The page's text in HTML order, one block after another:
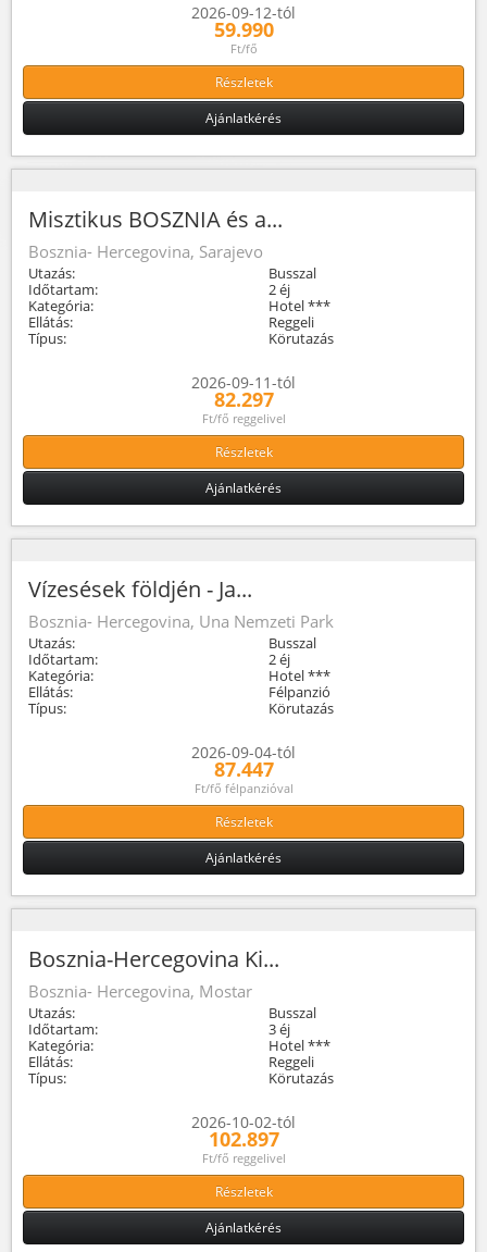
2026-09-12-tól
59.990
Ft/fő
Részletek
Ajánlatkérés
Misztikus BOSZNIA és a...
Bosznia- Hercegovina, Sarajevo
Utazás:
Busszal
Időtartam:
2 éj
Kategória:
Hotel ***
Ellátás:
Reggeli
Típus:
Körutazás
2026-09-11-tól
82.297
Ft/fő reggelivel
Részletek
Ajánlatkérés
Vízesések földjén - Ja...
Bosznia- Hercegovina, Una Nemzeti Park
Utazás:
Busszal
Időtartam:
2 éj
Kategória:
Hotel ***
Ellátás:
Félpanzió
Típus:
Körutazás
2026-09-04-tól
87.447
Ft/fő félpanzióval
Részletek
Ajánlatkérés
Bosznia-Hercegovina Ki...
Bosznia- Hercegovina, Mostar
Utazás:
Busszal
Időtartam:
3 éj
Kategória:
Hotel ***
Ellátás:
Reggeli
Típus:
Körutazás
2026-10-02-tól
102.897
Ft/fő reggelivel
Részletek
Ajánlatkérés